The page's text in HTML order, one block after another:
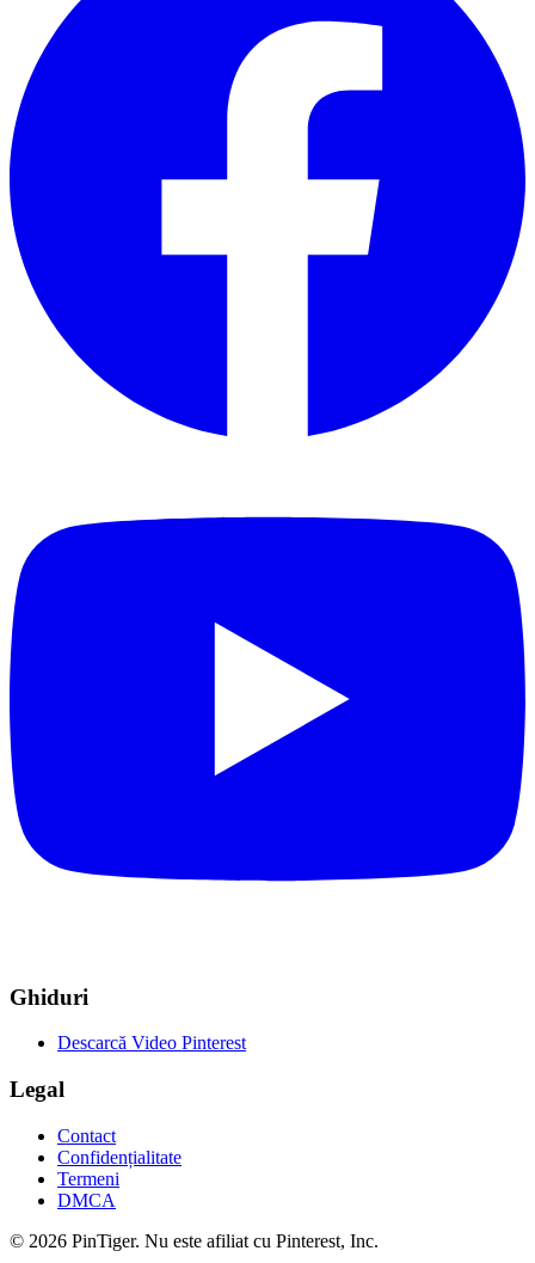
Ghiduri
Descarcă Video Pinterest
Legal
Contact
Confidențialitate
Termeni
DMCA
© 2026 PinTiger. Nu este afiliat cu Pinterest, Inc.